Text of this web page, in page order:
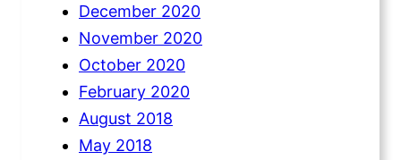
December 2020
November 2020
October 2020
February 2020
August 2018
May 2018